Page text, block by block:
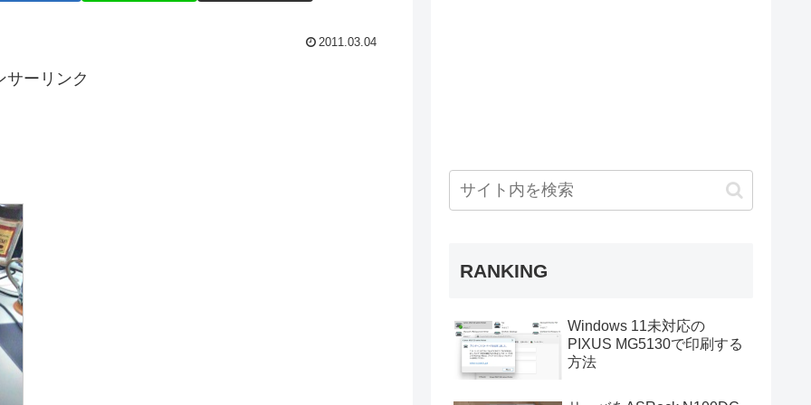
2011.03.04
サーリンク
RANKING
Windows 11未対応の
PIXUS MG5130で印刷する
方法